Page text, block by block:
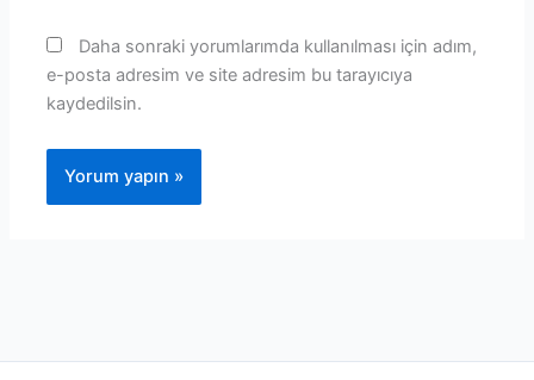
Daha sonraki yorumlarımda kullanılması için adım,
e-posta adresim ve site adresim bu tarayıcıya
kaydedilsin.